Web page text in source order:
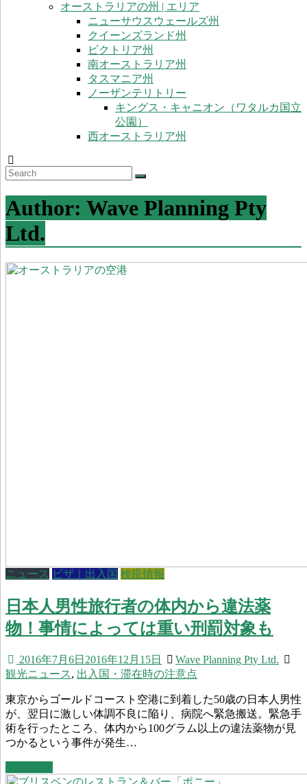
オーストラリアの州 | エリア
ニューサウスウェールズ州
クイーンズランド州
ビクトリア州
南オーストラリア州
タスマニア州
ノーザンテリトリー
キングス・キャニオン（ワタルカ国立
公園）
西オーストラリア州
Author: Wave Planning Pty
Ltd.
ニュース ビザ｜出入国 検疫情報
日本人男性旅行者の体内から違法薬
物！事情によっては重い刑罰対象も
2016年7月6日 2016年12月15日
Wave Planning Pty Ltd.
観光ニュース, 出入国・滞在時の注意点
東京からゴールドコースト空港に到着した50歳の日本人男性
が、翌日に激しい体調不良に陥り、病院へ緊急搬送。緊急手
術を行ったところ、体内から100グラム以上の違法薬物が見
つかるという事件が発生…